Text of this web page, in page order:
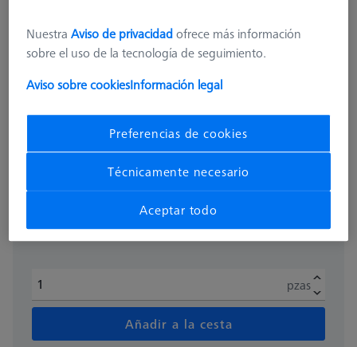
Conector de sonda para RDS
621770-8040-000
192,50 € más el IVA
pzas
Añadir a la cesta
NuestraAviso de privacidadofrece más información
sobre el uso de la tecnología de seguimiento.
Aviso sobre cookiesInformación legal
Preferencias de cookies
Técnicamente necesario
Aceptar todo